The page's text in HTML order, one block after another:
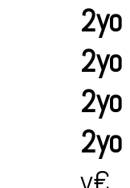
2yo
2yo
2yo
2yo